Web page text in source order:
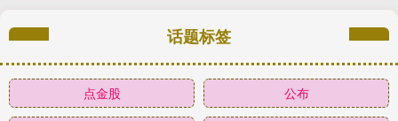
话题标签
点金股 公布